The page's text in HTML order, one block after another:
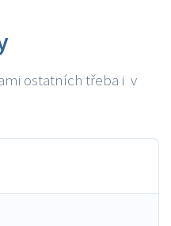
ostatních třeba i v